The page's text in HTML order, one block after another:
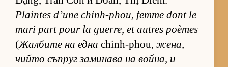
Plaintes d’une chinh-phou, femme dont le
mari part pour la guerre, et autres poèmes
(Жал­бите на една chinh-phou, же­на,
чийто съп­руг за­ми­нава на вой­на, и